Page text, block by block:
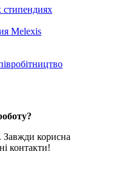
Melexis
Завжди корисна
контакти!